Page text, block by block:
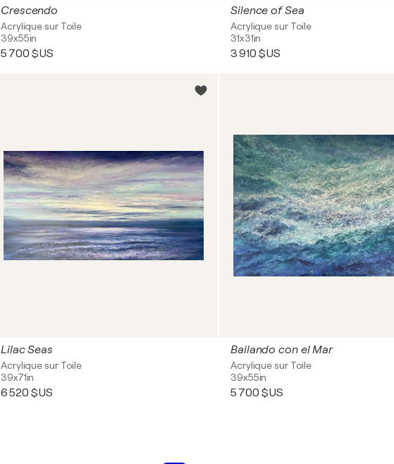
Crescendo
Acrylique sur Toile
39x55in
5 700 $US
Silence of Sea
Acrylique sur Toile
31x31in
3 910 $US
Lilac Seas
Acrylique sur Toile
39x71in
6 520 $US
Bailando con el Mar
Acrylique sur Toile
39x55in
5 700 $US